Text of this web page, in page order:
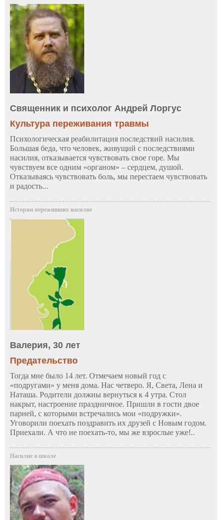
Священник и психолог Андрей Лоргус
Культура переживания травмы
Психологическая реабилитация последствий насилия.
Большая беда, что человек, живущий с последствиями
насилия, отказывается чувствовать свое горе. Мы
чувствуем все одним «органом» – сердцем, душой.
Отказываясь чувствовать боль, мы перестаем чувствовать
и радость...
Истории переживших насилие
Валерия, 30 лет
Предательство
Тогда мне было 14 лет. Отмечаем новый год с
«подругами» у меня дома. Нас четверо. Я, Света, Лена и
Наташа. Родители должны вернуться к 4 утра. Стол
накрыт, настроение праздничное. Пришли в гости двое
парней, с которыми встречались мои «подружки».
Уговорили поехать поздравить их друзей с Новым годом.
Приехали. А что не поехать-то, мы же взрослые уже!..
Насилие в школе